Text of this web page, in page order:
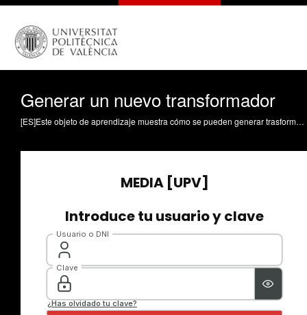
Generar un nuevo transformador
[ES]Este objeto de aprendizaje muestra cómo se pueden generar trasformadores personalizados que se puedan utilizar en varios proyectos de FME. Coll-Aliaga, Eloína (2025). Generar un nuevo transformador. https://riunet.upv.es/handle/10251/221826 DER